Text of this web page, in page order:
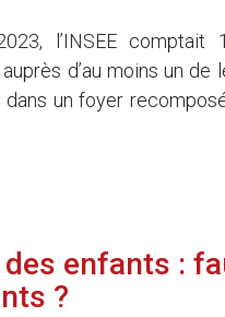
l’INSEE comptait
d’au moins un de
un foyer
enfants :
?